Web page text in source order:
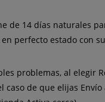
de 14 días naturales
perfecto estado con
problemas, al elegir
caso de que elijas